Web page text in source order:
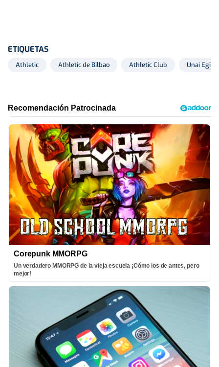
ETIQUETAS
Athletic Athletic de Bilbao Athletic Club Unai Egiluz
Corepunk MMORPG
Un verdadero MMORPG de la vieja escuela ¡Cómo los de antes, pero
mejor!